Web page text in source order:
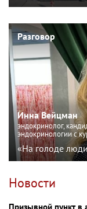
Разговор
Инна Вейцман
эндокринолог,
эндокринологии с
«На голоде
Новости
Призывной пункт в